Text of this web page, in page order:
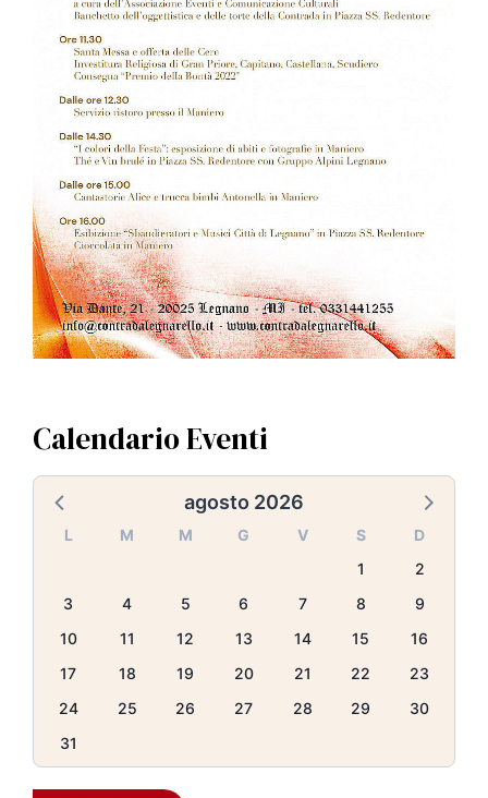
Calendario Eventi
agosto 2026
L M M G V S
D
1
2
3
4 5 6 7 8
9
10
11 12 13 14 15
16
17
18 19 20 21 22
23
24
25 26 27 28 29
30
31